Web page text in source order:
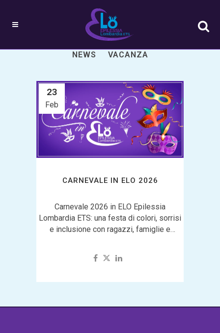
ATTIVITÀ
NEWS
VACANZA
23
Feb
CARNEVALE IN ELO 2026
Carnevale 2026 in ELO Epilessia
Lombardia ETS: una festa di colori, sorrisi
e inclusione con ragazzi, famiglie e